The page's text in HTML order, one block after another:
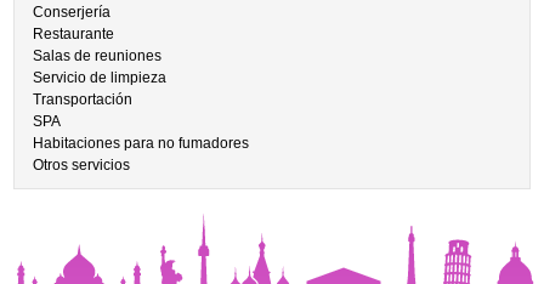
Conserjería
Restaurante
Salas de reuniones
Servicio de limpieza
Transportación
SPA
Habitaciones para no fumadores
Otros servicios